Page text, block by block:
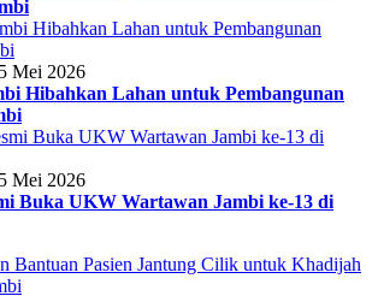
Mei 2026
Hibahkan Lahan untuk Pembangunan
Mei 2026
Buka UKW Wartawan Jambi ke-13 di